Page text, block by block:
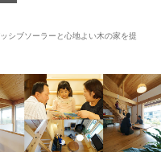
シブソーラーと心地よい木の家を提